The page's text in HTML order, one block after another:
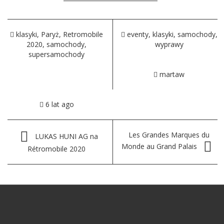
klasyki, Paryż, Retromobile
2020, samochody,
supersamochody
eventy, klasyki, samochody,
wyprawy
martaw
6 lat ago
LUKAS HUNI AG na
Rétromobile 2020
Les Grandes Marques du
Monde au Grand Palais